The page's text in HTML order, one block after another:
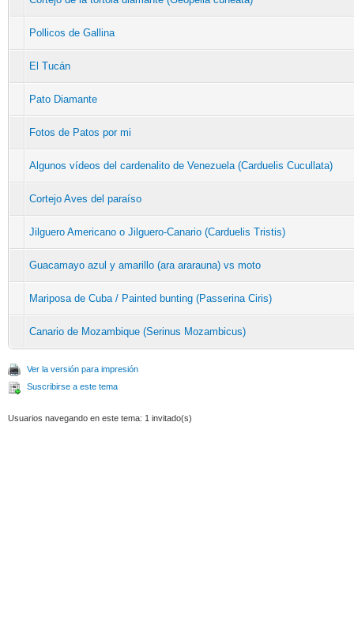
Pollicos de Gallina
El Tucán
Pato Diamante
Fotos de Patos por mi
Algunos vídeos del cardenalito de Venezuela (Carduelis Cucullata)
Cortejo Aves del paraíso
Jilguero Americano o Jilguero-Canario (Carduelis Tristis)
Guacamayo azul y amarillo (ara ararauna) vs moto
Mariposa de Cuba / Painted bunting (Passerina Ciris)
Canario de Mozambique (Serinus Mozambicus)
Ver la versión para impresión
Suscribirse a este tema
Usuarios navegando en este tema: 1 invitado(s)